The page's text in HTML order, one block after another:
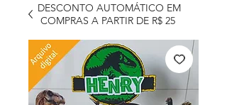
DESCONTO AUTOMÁTICO EM
COMPRAS A PARTIR DE R$ 25